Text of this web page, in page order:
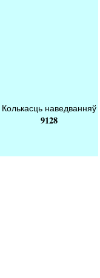
Колькасць наведванняў
9128